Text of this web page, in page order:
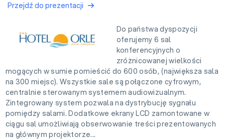
Przejdź do prezentacji
Do państwa dyspozycji
oferujemy 6 sal
konferencyjnych o
zróżnicowanej wielkości
mogących w sumie pomieścić do 600 osób, (największa sala
na 300 miejsc). Wszystkie sale są połączone cyfrowym,
centralnie sterowanym systemem audiowizualnym.
Zintegrowany system pozwala na dystrybucję sygnału
pomiędzy salami. Dodatkowe ekrany LCD zamontowane w
ciągu sal umożliwiają obserwowanie treści prezentowanych
na głównym projektorze...